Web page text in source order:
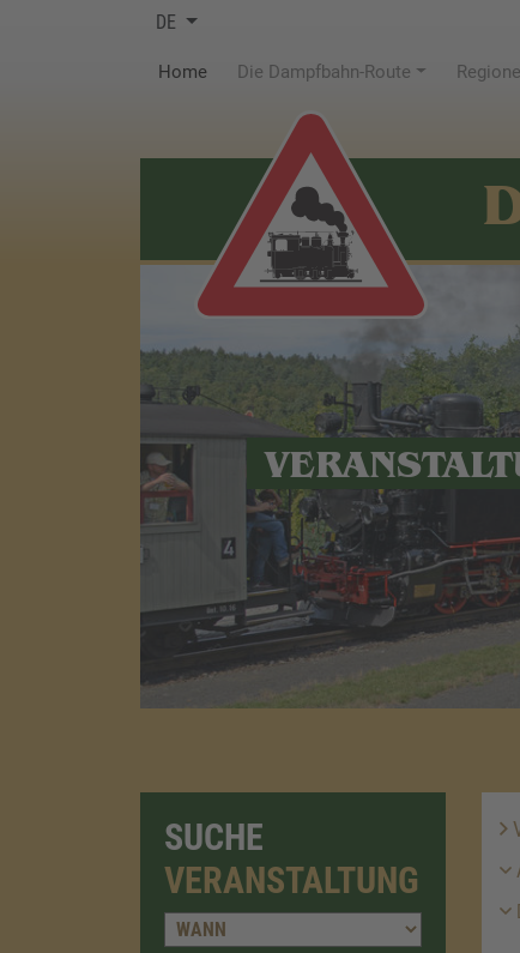
DE
Home(current)Die Dampfbahn-Route
SUCHE
VERANSTALTUNG